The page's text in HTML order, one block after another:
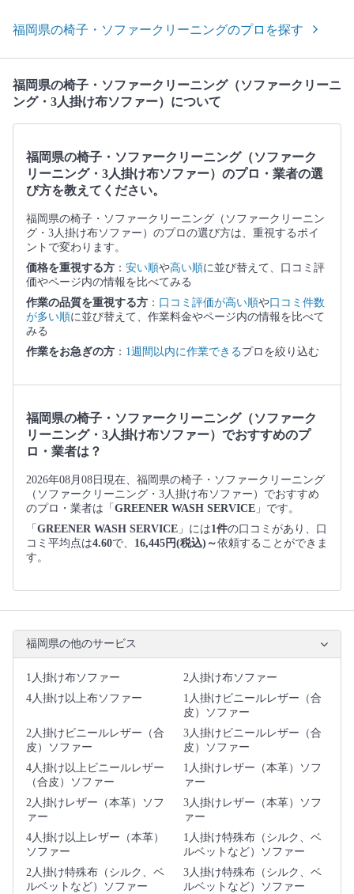
福岡県の椅子・ソファークリーニングのプロを探す
福岡県の椅子・ソファークリーニング（ソファークリーニ
ング・3人掛け布ソファー）について
福岡県の椅子・ソファークリーニング（ソファーク
リーニング・3人掛け布ソファー）のプロ・業者の選
び方を教えてください。
福岡県の椅子・ソファークリーニング（ソファークリーニン
グ・3人掛け布ソファー）のプロの選び方は、重視するポイ
ントで変わります。
価格を重視する方 ： 安い順や高い順に並び替えて、口コミ評
価やページ内の情報を比べてみる
作業の品質を重視する方 ： 口コミ評価が高い順や口コミ件数
が多い順に並び替えて、作業料金やページ内の情報を比べて
みる
作業をお急ぎの方 ： 1週間以内に作業できるプロを絞り込む
福岡県の椅子・ソファークリーニング（ソファーク
リーニング・3人掛け布ソファー）でおすすめのプ
ロ・業者は？
2026年08月08日現在、福岡県の椅子・ソファークリーニング
（ソファークリーニング・3人掛け布ソファー）でおすすめ
のプロ・業者は「 GREENER WASH SERVICE 」です。
「 GREENER WASH SERVICE 」には1件の口コミがあり、口
コミ平均点は4.60で、 16,445円(税込)～依頼することができま
す。
福岡県の他のサービス
1人掛け布ソファー
2人掛け布ソファー
4人掛け以上布ソファー
1人掛けビニールレザー（合
皮）ソファー
2人掛けビニールレザー（合
皮）ソファー
3人掛けビニールレザー（合
皮）ソファー
4人掛け以上ビニールレザー
（合皮）ソファー
1人掛けレザー（本革）ソフ
ァー
2人掛けレザー（本革）ソフ
ァー
3人掛けレザー（本革）ソフ
ァー
4人掛け以上レザー（本革）
ソファー
1人掛け特殊布（シルク、ベ
ルベットなど）ソファー
2人掛け特殊布（シルク、ベ
ルベットなど）ソファー
3人掛け特殊布（シルク、ベ
ルベットなど）ソファー